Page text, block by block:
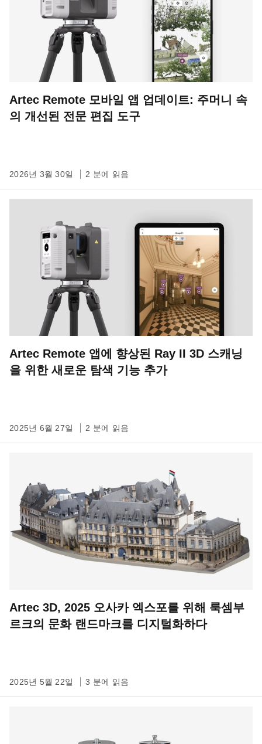
Artec Remote 모바일 앱 업데이트: 주머니 속
의 개선된 전문 편집 도구
2026년 3월 30일 2 분에 읽음
Artec Remote 앱에 향상된 Ray II 3D 스캐닝
을 위한 새로운 탐색 기능 추가
2025년 6월 27일 2 분에 읽음
Artec 3D, 2025 오사카 엑스포를 위해 룩셈부
르크의 문화 랜드마크를 디지털화하다
2025년 5월 22일 3 분에 읽음